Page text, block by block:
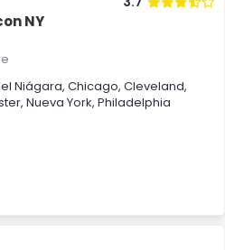
NY
Niágara, Chicago, Cleveland,
, Nueva York, Philadelphia